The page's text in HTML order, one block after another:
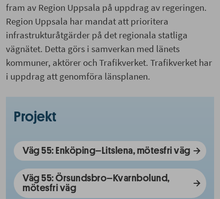
fram av Region Uppsala på uppdrag av regeringen.
Region Uppsala har mandat att prioritera
infrastrukturåtgärder på det regionala statliga
vägnätet. Detta görs i samverkan med länets
kommuner, aktörer och Trafikverket. Trafikverket har
i uppdrag att genomföra länsplanen.
Projekt
Väg 55: Enköping–Litslena, mötesfri väg
Väg 55: Örsundsbro–Kvarnbolund,
mötesfri väg